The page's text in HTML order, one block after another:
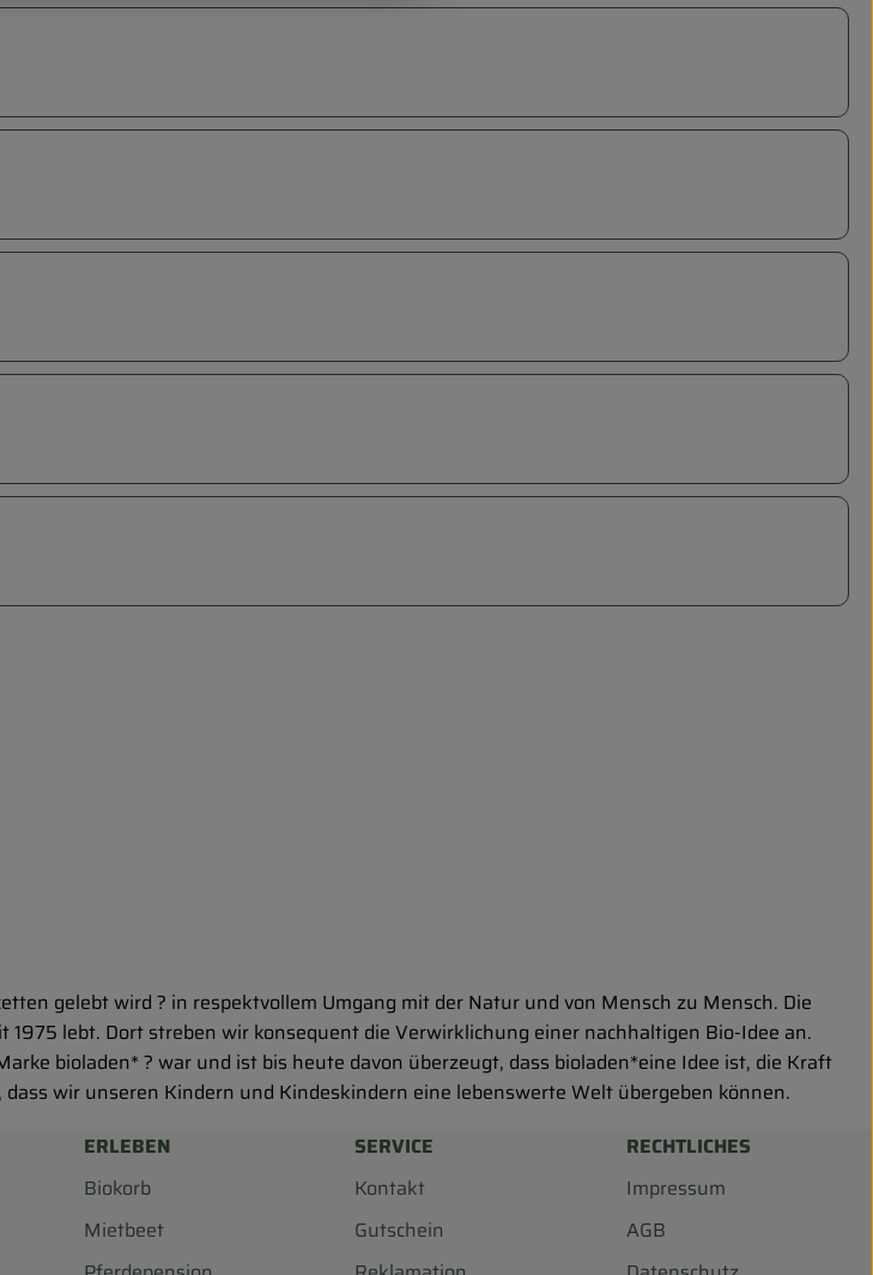
gelebt wird ? in respektvollem Umgang mit der Natur und von Mensch zu Mensch. Die
lebt. Dort streben wir konsequent die Verwirklichung einer nachhaltigen Bio-Idee an.
bioladen* ? war und ist bis heute davon überzeugt, dass bioladen*eine Idee ist, die Kraft
wir unseren Kindern und Kindeskindern eine lebenswerte Welt übergeben können.
ERLEBEN
Biokorb
Mietbeet
SERVICE
Kontakt
Gutschein
RECHTLICHES
Impressum
AGB